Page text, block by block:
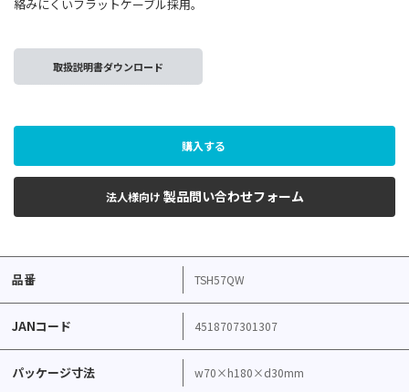
絡みにくいフラットケーブル採用。
取扱説明書ダウンロード
購入する
法人様向け 製品問い合わせフォーム
品番 TSH57QW
JANコード 4518707301307
パッケージ寸法 w70×h180×d30mm